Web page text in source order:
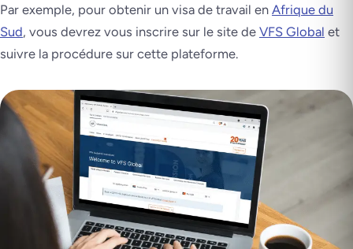
Par exemple, pour obtenir un visa de travail en Afrique du
Sud, vous devrez vous inscrire sur le site de VFS Global et
suivre la procédure sur cette plateforme.